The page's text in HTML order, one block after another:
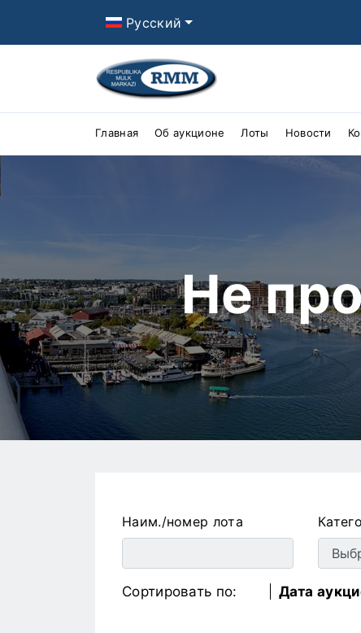
Русский
Главная Об аукционе Лоты Новости
Не
Наим./номер лота
Сортировать по: Дата